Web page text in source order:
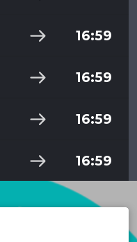
16:59
16:59
16:59
16:59